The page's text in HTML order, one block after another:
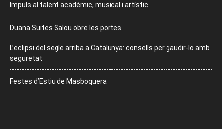
Impuls al talent acadèmic, musical i artístic
Duana Suites Salou obre les portes
L’eclipsi del segle arriba a Catalunya: consells per gaudir-lo amb
seguretat
Festes d’Estiu de Masboquera